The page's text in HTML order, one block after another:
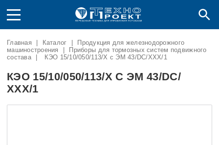
Главная Каталог
Продукция для железнодорожного
машиностроения
Приборы для тормозных систем подвижного
состава
КЭО 15/10/050/113/Х c ЭМ 43/DC/ХХХ/1
КЭО 15/10/050/113/Х C ЭМ 43/DC/
ХХХ/1